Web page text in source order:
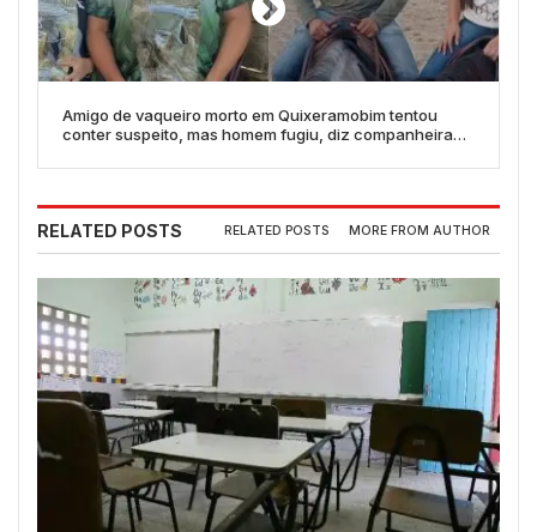
Amigo de vaqueiro morto em Quixeramobim tentou
conter suspeito, mas homem fugiu, diz companheira
RELATED POSTS RELATED POSTS MORE FROM AUTHOR